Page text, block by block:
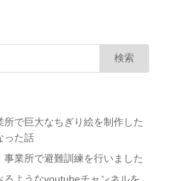
で巨大なちぎり絵を制作した
った話
事業所で避難訓練を行いました